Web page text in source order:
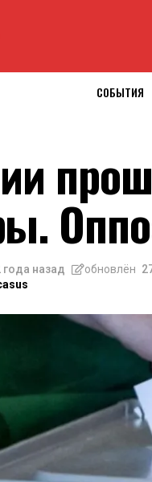
СОБЫТИЯ
года назад обновлён